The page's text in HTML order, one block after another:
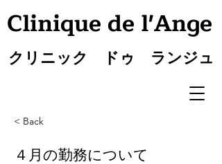
Clinique de l'Ange
クリニック ドゥ ランジュ
< Back
４月の勤務について